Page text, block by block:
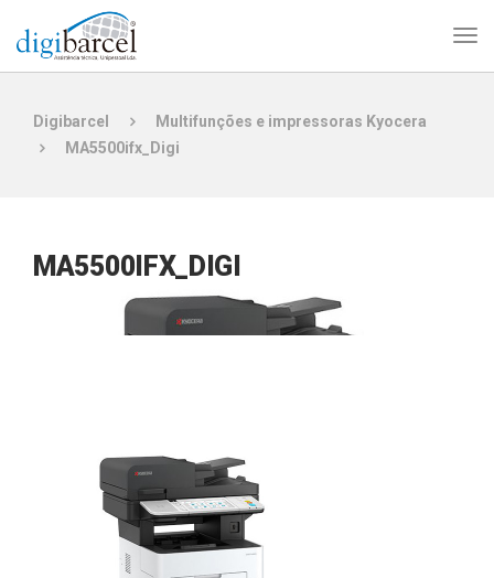
Digibarcel
Multifunções e impressoras Kyocera
MA5500ifx_Digi
MA5500IFX_DIGI